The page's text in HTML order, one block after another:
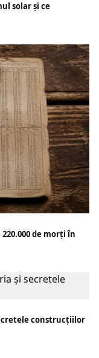
solar și ce
de morți în
construcțiilor